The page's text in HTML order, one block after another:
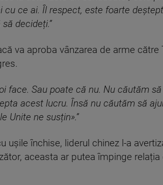
cu ce ai. Îl respect, este foarte
decideți.”
va aproba vânzarea de arme
face. Sau poate că nu. Nu căutăm
acest lucru. Însă nu căutăm să
Unite ne susțin».”
ușile închise, liderul chinez l-a
aceasta ar putea împinge